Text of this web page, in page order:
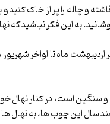
و چاله را پر از خاک کنید
اردیبهشت ماه تا اواخر
سنگین است، در کنار نهال
سال این چوب ها، به نهال